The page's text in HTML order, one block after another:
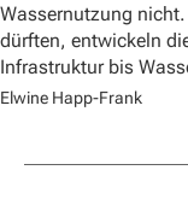
Wassernutzung
dürften, entwickeln
Infrastruktur bis
Elwine Happ-Frank